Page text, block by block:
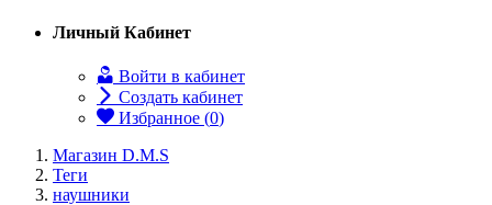
Личный Кабинет
Войти в кабинет
Создать кабинет
Избранное (0)
Магазин D.M.S
Теги
наушники